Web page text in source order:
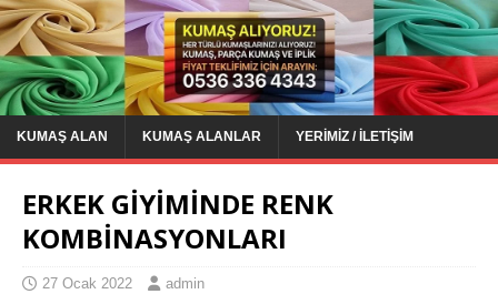
KUMAŞ ALAN KUMAŞ ALANLAR YERIMIZ / İLETIŞIM
ERKEK GİYİMİNDE RENK
KOMBİNASYONLARI
27 Ocak 2022 admin